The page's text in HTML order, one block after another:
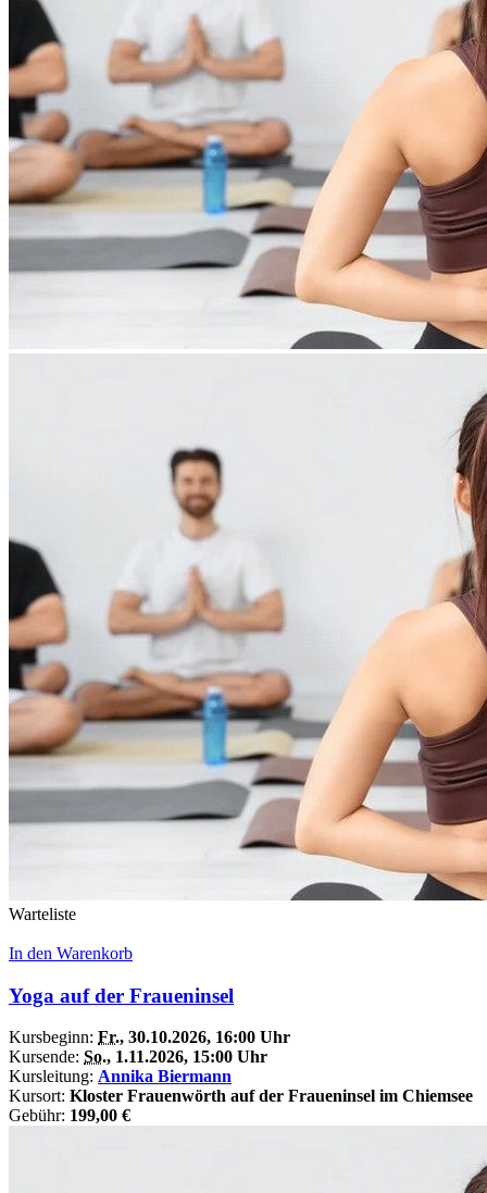
Warteliste
In den Warenkorb
Yoga auf der Fraueninsel
Kursbeginn: Fr., 30.10.2026, 16:00 Uhr
Kursende: So., 1.11.2026, 15:00 Uhr
Kursleitung: Annika Biermann
Kursort: Kloster Frauenwörth auf der Fraueninsel im Chiemsee
Gebühr: 199,00 €